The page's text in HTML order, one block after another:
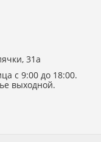
Какие его плюсы и
31а
с 9:00 до 18:00.
выходной.